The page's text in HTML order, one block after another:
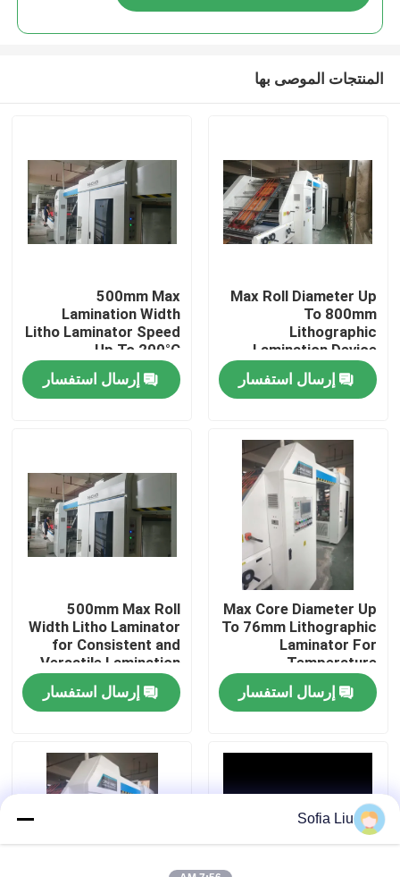
بيت
عرض الواقع الافتراضي
معلومات عنا
جولة في المعمل
رقابة جودة
اتصل بنا
آلة تغليف الفلوت عالية السرعة عالية السرعة
آلة تغليف الفلوت عالية السرعة الأوتوماتيكية
المنتجات الموصى بها
Max Roll Diameter Up
To 800mm
Lithographic
Lamination Device
إرسال استفسار
500mm Max
Lamination Width
Litho Laminator Speed
Up To 200°C
Temperature and
100m/min Max Speed
إرسال استفسار
Max Core Diameter Up
To 76mm Lithographic
Laminator For
Temperature
Lamination
إرسال استفسار
500mm Max Roll
Width Litho Laminator
for Consistent and
Versatile Lamination
Applications
إرسال استفسار
Sofia Liu